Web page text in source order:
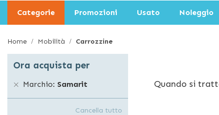
Categorie Promozioni Usato Noleggio
Home Mobilità Carrozzine
Quando si
Ora acquista per
Marchio Samarit
Cancella tutto